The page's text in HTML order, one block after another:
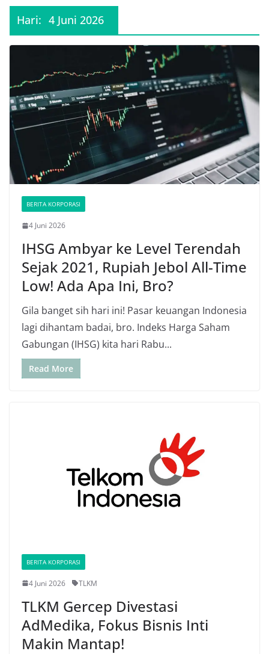
Hari: 4 Juni 2026
BERITA KORPORASI
4 Juni 2026
IHSG Ambyar ke Level Terendah
Sejak 2021, Rupiah Jebol All-Time
Low! Ada Apa Ini, Bro?
Gila banget sih hari ini! Pasar keuangan Indonesia
lagi dihantam badai, bro. Indeks Harga Saham
Gabungan (IHSG) kita hari Rabu...
Read More
BERITA KORPORASI
4 Juni 2026 TLKM
TLKM Gercep Divestasi
AdMedika, Fokus Bisnis Inti
Makin Mantap!